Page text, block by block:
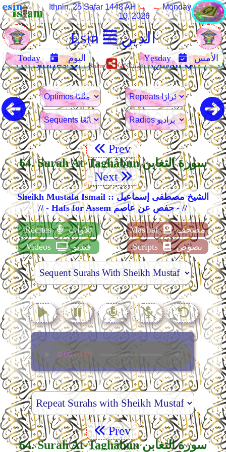
Ẹsin الدين
Ithnin, 25 Safar 1448 AH → ← Monday, August
10, 2026
Today اليوم Yẹsday الأمس Stories Share مشاركة Quran
Prev
64. Surah At-Taghâbun سورة التغابن
Next
Sheikh Mustafa Ismail :: الشيخ مصطفى إسماعيل
// - Hafs for Assem حفص عن عاصم - //
Recites تلاوات Mas'haf
مصحف
Videos
فيديو Scripts نصوص
Prev
64. Surah At-Taghâbun سورة التغابن